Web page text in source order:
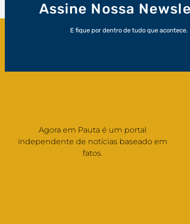
Assine Nossa
E fique por dentro de tudo que acontece.
Agora em Pauta é um portal
independente de notícias baseado em
fatos.